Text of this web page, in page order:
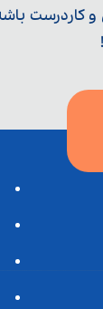
کاردرست